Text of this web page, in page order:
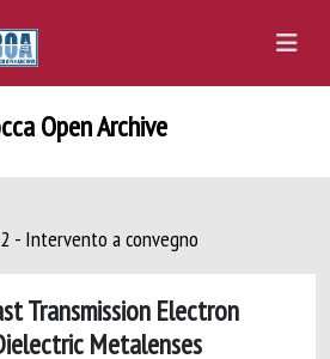
Open Archive
- Intervento a convegno
Transmission Electron
Metalenses